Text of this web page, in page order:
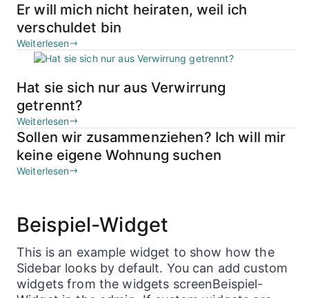
Er will mich nicht heiraten, weil ich
verschuldet bin
Weiterlesen
Hat sie sich nur aus Verwirrung
getrennt?
Weiterlesen
Sollen wir zusammenziehen? Ich will mir
keine eigene Wohnung suchen
Weiterlesen
Beispiel-Widget
This is an example widget to show how the
Sidebar looks by default. You can add custom
widgets from the widgets screenBeispiel-